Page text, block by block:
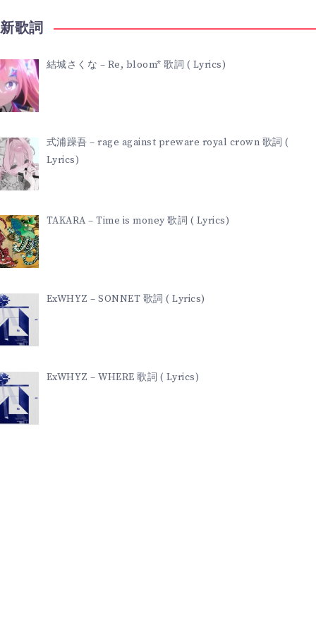
歌詞
結城さくな – Re, bloom* 歌詞 ( Lyrics)
式浦躁吾 – rage against preware royal crown 歌詞 (
Lyrics)
TAKARA – Time is money 歌詞 ( Lyrics)
ExWHYZ – SONNET 歌詞 ( Lyrics)
ExWHYZ – WHERE 歌詞 ( Lyrics)